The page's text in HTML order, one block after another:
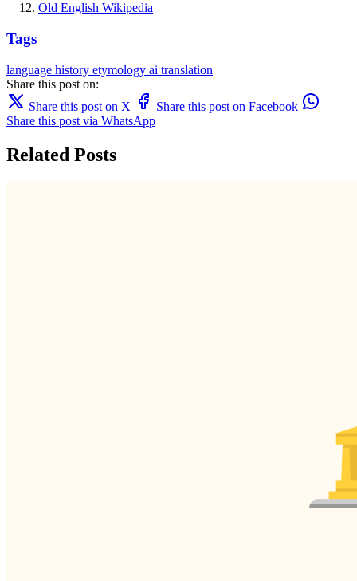
Old English Wikipedia
Tags
language history etymology ai translation
Share this post on:
Share this post on X
Share this post on Facebook
Share this post via WhatsApp
Related Posts